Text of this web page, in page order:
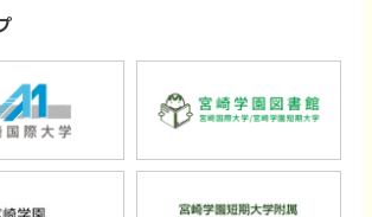
ト
を
別
ウ
ト
ウ
ト
ウ
ト
を
別
ウ
サ